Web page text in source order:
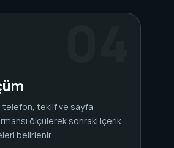
telefon, teklif ve sayfa
ölçülerek sonraki içerik
belirlenir.